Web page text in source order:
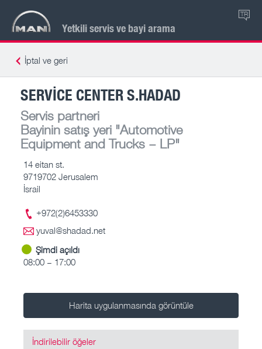
Yetkili servis ve bayi arama
TR
İptal ve geri
SERVICE CENTER S.HADAD
Servis partneri
Bayinin satış yeri "Automotive
Equipment and Trucks – LP"
14 eitan st.
9719702 Jerusalem
İsrail
+972(2)6453330
yuval@shadad.net
Şimdi açıldı
08:00 – 17:00
Harita uygulanmasında görüntüle
İndirilebilir öğeler